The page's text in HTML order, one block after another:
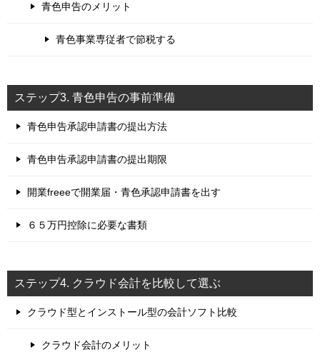
青色申告のメリット
青色事業専従者で節税する
ステップ3. 青色申告の事前準備
青色申告承認申請書の提出方法
青色申告承認申請書の提出期限
開業freeeで開業届・青色承認申請書を出す
６５万円控除に必要な書類
ステップ4. クラウド会計を比較して選ぶ
クラウド型とインストール型の会計ソフト比較
クラウド会計のメリット